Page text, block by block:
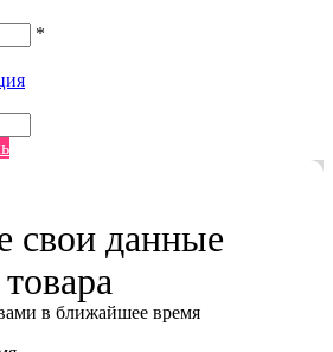
*
свои данные
в ближайшее время